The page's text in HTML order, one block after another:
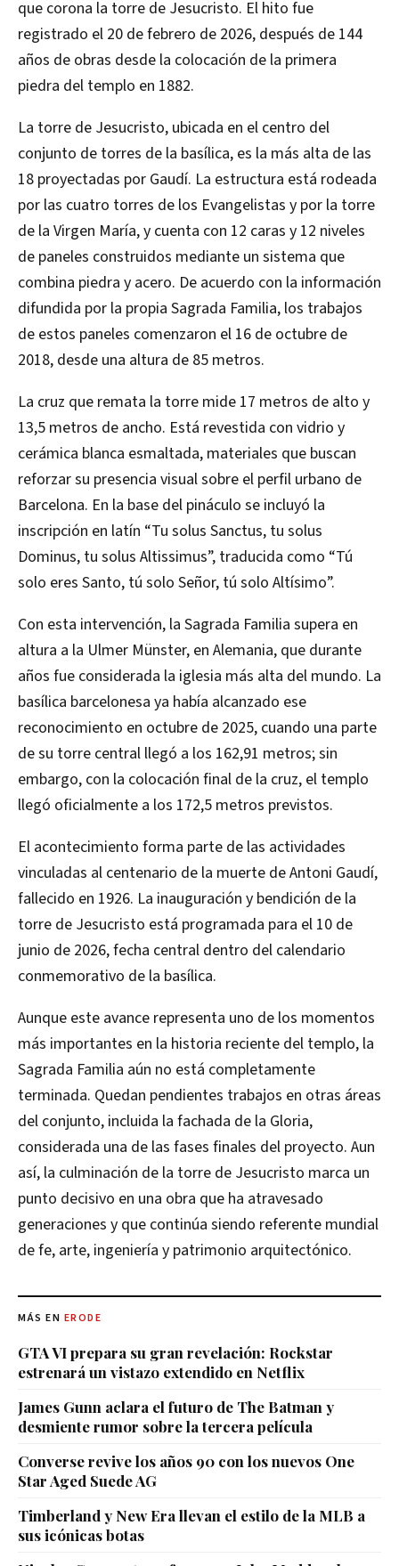
que corona la torre de Jesucristo. El hito fue
registrado el 20 de febrero de 2026, después de 144
años de obras desde la colocación de la primera
piedra del templo en 1882.
La torre de Jesucristo, ubicada en el centro del
conjunto de torres de la basílica, es la más alta de las
18 proyectadas por Gaudí. La estructura está rodeada
por las cuatro torres de los Evangelistas y por la torre
de la Virgen María, y cuenta con 12 caras y 12 niveles
de paneles construidos mediante un sistema que
combina piedra y acero. De acuerdo con la información
difundida por la propia Sagrada Familia, los trabajos
de estos paneles comenzaron el 16 de octubre de
2018, desde una altura de 85 metros.
La cruz que remata la torre mide 17 metros de alto y
13,5 metros de ancho. Está revestida con vidrio y
cerámica blanca esmaltada, materiales que buscan
reforzar su presencia visual sobre el perfil urbano de
Barcelona. En la base del pináculo se incluyó la
inscripción en latín “Tu solus Sanctus, tu solus
Dominus, tu solus Altissimus”, traducida como “Tú
solo eres Santo, tú solo Señor, tú solo Altísimo”.
Con esta intervención, la Sagrada Familia supera en
altura a la Ulmer Münster, en Alemania, que durante
años fue considerada la iglesia más alta del mundo. La
basílica barcelonesa ya había alcanzado ese
reconocimiento en octubre de 2025, cuando una parte
de su torre central llegó a los 162,91 metros; sin
embargo, con la colocación final de la cruz, el templo
llegó oficialmente a los 172,5 metros previstos.
El acontecimiento forma parte de las actividades
vinculadas al centenario de la muerte de Antoni Gaudí,
fallecido en 1926. La inauguración y bendición de la
torre de Jesucristo está programada para el 10 de
junio de 2026, fecha central dentro del calendario
conmemorativo de la basílica.
Aunque este avance representa uno de los momentos
más importantes en la historia reciente del templo, la
Sagrada Familia aún no está completamente
terminada. Quedan pendientes trabajos en otras áreas
del conjunto, incluida la fachada de la Gloria,
considerada una de las fases finales del proyecto. Aun
así, la culminación de la torre de Jesucristo marca un
punto decisivo en una obra que ha atravesado
generaciones y que continúa siendo referente mundial
de fe, arte, ingeniería y patrimonio arquitectónico.
MÁS EN ERODE
GTA VI prepara su gran revelación: Rockstar
estrenará un vistazo extendido en Netflix
James Gunn aclara el futuro de The Batman y
desmiente rumor sobre la tercera película
Converse revive los años 90 con los nuevos One
Star Aged Suede AG
Timberland y New Era llevan el estilo de la MLB a
sus icónicas botas